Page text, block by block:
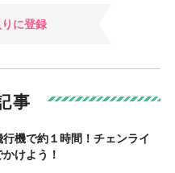
に登録
事
機で約１時間！チェンライ
けよう！